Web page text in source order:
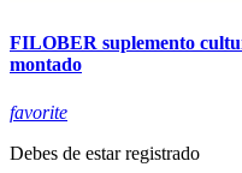
FILOBER suplemento
montado
favorite
Debes de estar registrado